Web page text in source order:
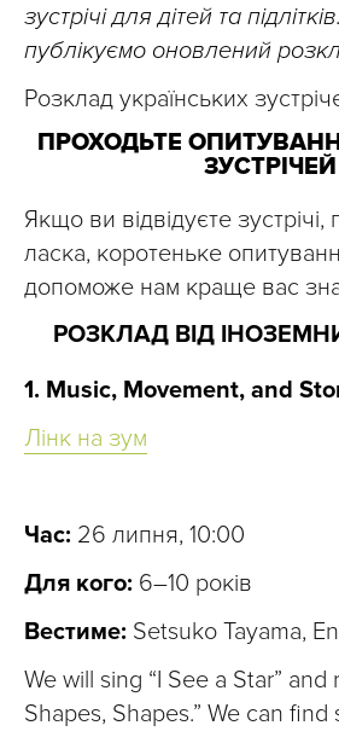
зустрічі для дітей та
публікуємо оновлений
Розклад українських
ПРОХОДЬТЕ
ЗУСТРІЧЕЙ
Якщо ви відвідуєте зустрічі,
ласка, коротеньке
допоможе нам краще вас
РОЗКЛАД ВІД
1. Music, Movement, and
Лінк на зум
Час: 26 липня, 10:00
Для кого: 6–10 років
Вестиме: Setsuko Tayama,
We will sing “I See a Star” and
Shapes, Shapes.” We can find